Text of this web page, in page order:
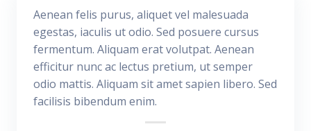
Aenean felis purus, aliquet vel malesuada
egestas, iaculis ut odio. Sed posuere cursus
fermentum. Aliquam erat volutpat. Aenean
efficitur nunc ac lectus pretium, ut semper
odio mattis. Aliquam sit amet sapien libero. Sed
facilisis bibendum enim.